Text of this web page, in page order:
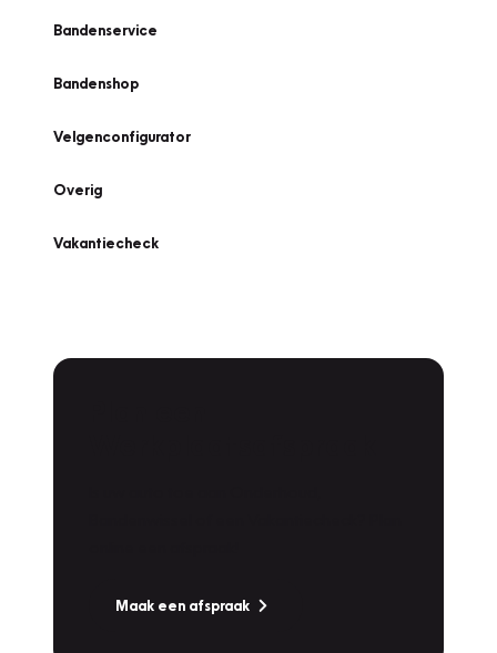
Bandenservice
Bandenshop
Velgenconfigurator
Overig
Vakantiecheck
Maak een afspraak